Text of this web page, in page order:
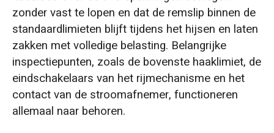
zonder vast te lopen en dat de remslip binnen de
standaardlimieten blijft tijdens het hijsen en laten
zakken met volledige belasting. Belangrijke
inspectiepunten, zoals de bovenste haaklimiet, de
eindschakelaars van het rijmechanisme en het
contact van de stroomafnemer, functioneren
allemaal naar behoren.